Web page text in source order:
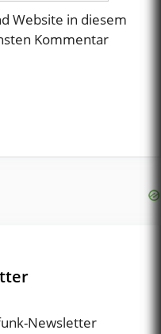
Website in diesem
Kommentar
Newsletter